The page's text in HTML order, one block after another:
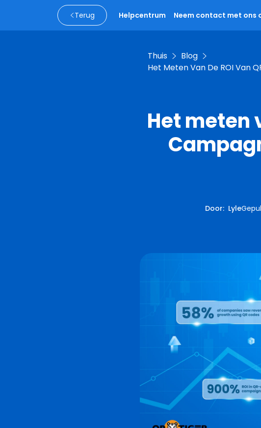
Terug Helpcentrum Neem contact met ons
Thuis
Blog
Het Meten Van De ROI Van
Het meten
Door: Lyle